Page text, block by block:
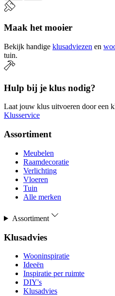
Maak het mooier
Bekijk handige klusadviezen en
tuin.
Hulp bij je klus nodig?
Laat jouw klus uitvoeren door een
Klusservice
Assortiment
Meubelen
Raamdecoratie
Verlichting
Vloeren
Tuin
Alle merken
Assortiment
Klusadvies
Wooninspiratie
Ideeën
Inspiratie per ruimte
DIY's
Klusadvies